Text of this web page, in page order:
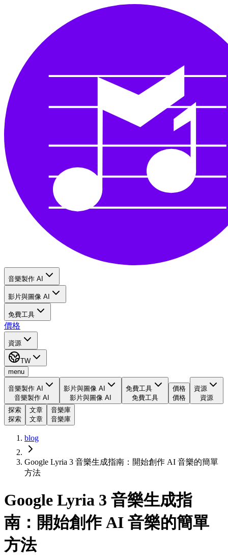
音樂製作 AI
影片與圖像 AI
免費工具
價格
資源
TW
menu
音樂製作 AI
音樂製作 AI
影片與圖像 AI
影片與圖像 AI
免費工具
免費工具
價格
價格
資源
資源
探索
探索
文章
文章
音樂庫
音樂庫
blog
Google Lyria 3 音樂生成指南：開始創作 AI 音樂的簡單
方法
Google Lyria 3 音樂生成指
南：開始創作 AI 音樂的簡單
方法